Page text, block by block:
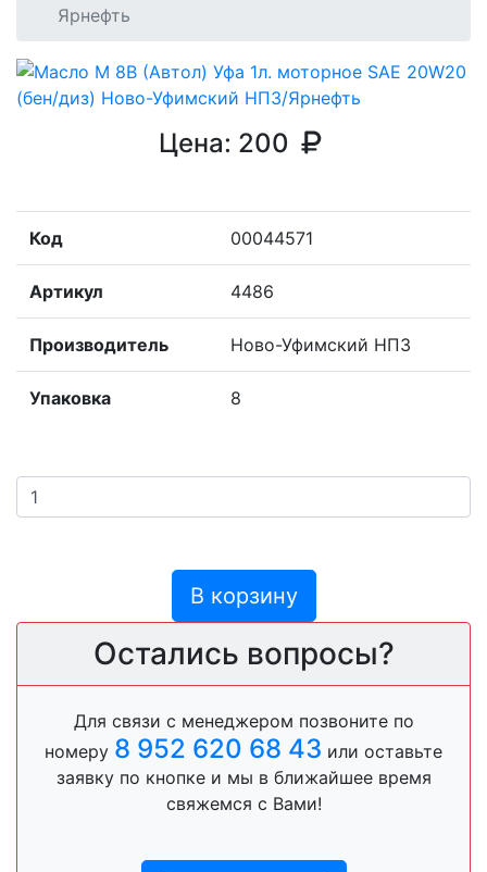
Ярнефть
Цена: 200
Код 00044571
Артикул 4486
Производитель Ново-Уфимский НПЗ
Упаковка 8
В корзину
Остались вопросы?
Для связи с менеджером позвоните по
номеру 8 952 620 68 43 или оставьте
заявку по кнопке и мы в ближайшее время
свяжемся с Вами!